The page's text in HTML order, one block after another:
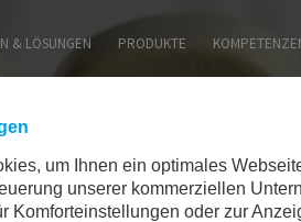
um Ihnen ein optimales
unserer kommerziellen
Komforteinstellungen oder zur
& LÖSUNGEN PRODUKTE
WEBSITE